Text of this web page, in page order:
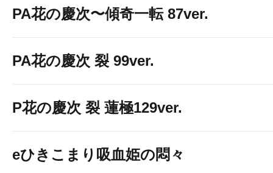
PA花の慶次〜傾奇一転 87ver.
PA花の慶次 裂 99ver.
P花の慶次 裂 蓮極129ver.
eひきこまり吸血姫の悶々